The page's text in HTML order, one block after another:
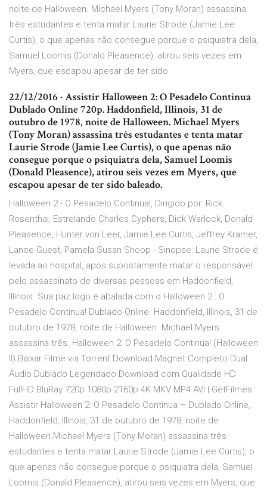
noite de Halloween. Michael Myers (Tony Moran) assassina
três estudantes e tenta matar Laurie Strode (Jamie Lee
Curtis), o que apenas não consegue porque o psiquiatra dela,
Samuel Loomis (Donald Pleasence), atirou seis vezes em
Myers, que escapou apesar de ter sido
22/12/2016 · Assistir Halloween 2: O Pesadelo Continua
Dublado Online 720p. Haddonfield, Illinois, 31 de
outubro de 1978, noite de Halloween. Michael Myers
(Tony Moran) assassina três estudantes e tenta matar
Laurie Strode (Jamie Lee Curtis), o que apenas não
consegue porque o psiquiatra dela, Samuel Loomis
(Donald Pleasence), atirou seis vezes em Myers, que
escapou apesar de ter sido baleado.
Halloween 2 - O Pesadelo Continua!, Dirigido por: Rick
Rosenthal, Estrelando Charles Cyphers, Dick Warlock, Donald
Pleasence, Hunter von Leer, Jamie Lee Curtis, Jeffrey Kramer,
Lance Guest, Pamela Susan Shoop - Sinopse: Laurie Strode é
levada ao hospital, após supostamente matar o responsável
pelo assassinato de diversas pessoas em Haddonfield,
Illinois. Sua paz logo é abalada com o Halloween 2 : O
Pesadelo Continua! Dublado Online. Haddonfield, Illinois, 31 de
outubro de 1978, noite de Halloween. Michael Myers
assassina três. Halloween 2: O Pesadelo Continua! (Halloween
II) Baixar Filme via Torrent Download Magnet Completo Dual
Áudio Dublado Legendado Download com Qualidade HD
FullHD BluRay 720p 1080p 2160p 4K MKV MP4 AVI | GetFilmes
Assistir Halloween 2: O Pesadelo Continua – Dublado Online,
Haddonfield, Illinois, 31 de outubro de 1978, noite de
Halloween.Michael Myers (Tony Moran) assassina três
estudantes e tenta matar Laurie Strode (Jamie Lee Curtis), o
que apenas não consegue porque o psiquiatra dela, Samuel
Loomis (Donald Pleasence), atirou seis vezes em Myers, que